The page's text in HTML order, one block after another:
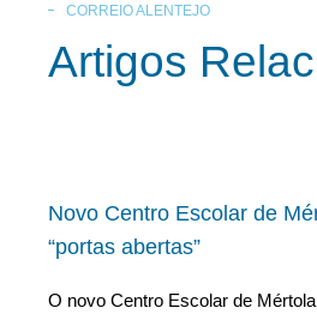
CORREIO ALENTEJO
Artigos
Novo Centro Escolar de
“portas abertas”
O novo Centro Escolar de